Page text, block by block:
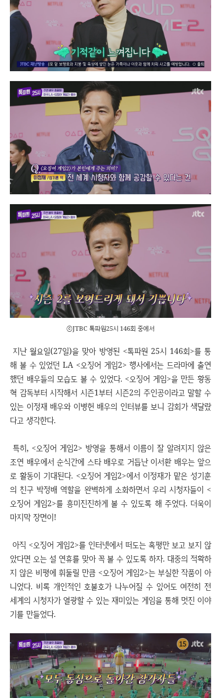
ⓒJTBC 톡파원25시 146회 중에서
지난 월요일(27일)을 맞아 방영된 <톡파원 25시 146회>를 통
해 볼 수 있었던 LA <오징어 게임2> 행사에서는 드라마에 출연
했던 배우들의 모습도 볼 수 있었다. <오징어 게임>을 만든 황동
혁 감독부터 시작해서 시즌1부터 시즌2의 주인공이라고 말할 수
있는 이정재 배우와 이병헌 배우의 인터뷰를 보니 감회가 색달랐
다고 생각한다.
특히, <오징어 게임2> 방영을 통해서 이름이 잘 알려지지 않은
조연 배우에서 순식간에 스타 배우로 거듭난 이서환 배우는 앞으
로 활동이 기대된다. <오징어 게임2>에서 이정재가 맡은 성기훈
의 친구 박정배 역할을 완벽하게 소화하면서 우리 시청자들이 <
오징어 게임2>를 흥미진진하게 볼 수 있도록 해 주었다. 더욱이
마지막 장면이!
아직 <오징어 게임2>를 인터넷에서 떠도는 혹평만 보고 보지 않
았다면 오는 설 연휴를 맞아 꼭 볼 수 있도록 하자. 대중의 적확하
지 않은 비평에 휘둘릴 만큼 <오징어 게임2>는 부실한 작품이 아
니었다. 비록 개인적인 호불호가 나누어질 수 있어도 여전히 전
세계의 시청자가 열광할 수 있는 재미있는 게임을 통해 멋진 이야
기를 만들었다.